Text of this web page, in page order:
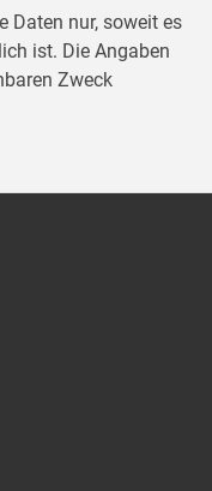
Daten nur, soweit es
ist. Die Angaben
Zweck